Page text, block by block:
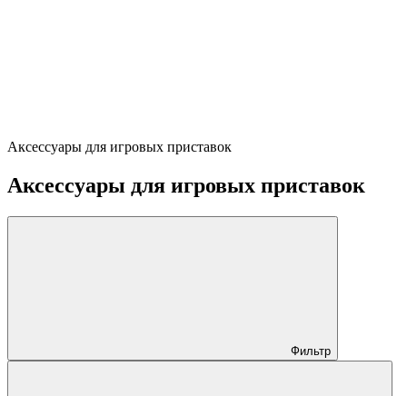
Аксессуары для игровых приставок
Аксессуары для игровых приставок
Фильтр